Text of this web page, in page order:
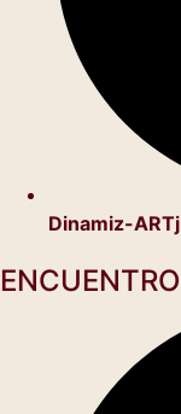
Dinamiz-ARTj
ENCUENTRO